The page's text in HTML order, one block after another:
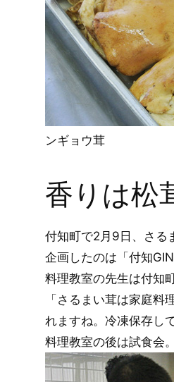
ンギョウ茸
香りは松
付知町で2月9日、さる
企画したのは「付知
料理教室の先生は付知
「さるまい茸は家庭
れますね。冷凍保存し
料理教室の後は試食会